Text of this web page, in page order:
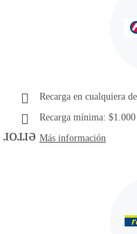
Recarga en cualquiera
Recarga mínima: $1.000
error Más información